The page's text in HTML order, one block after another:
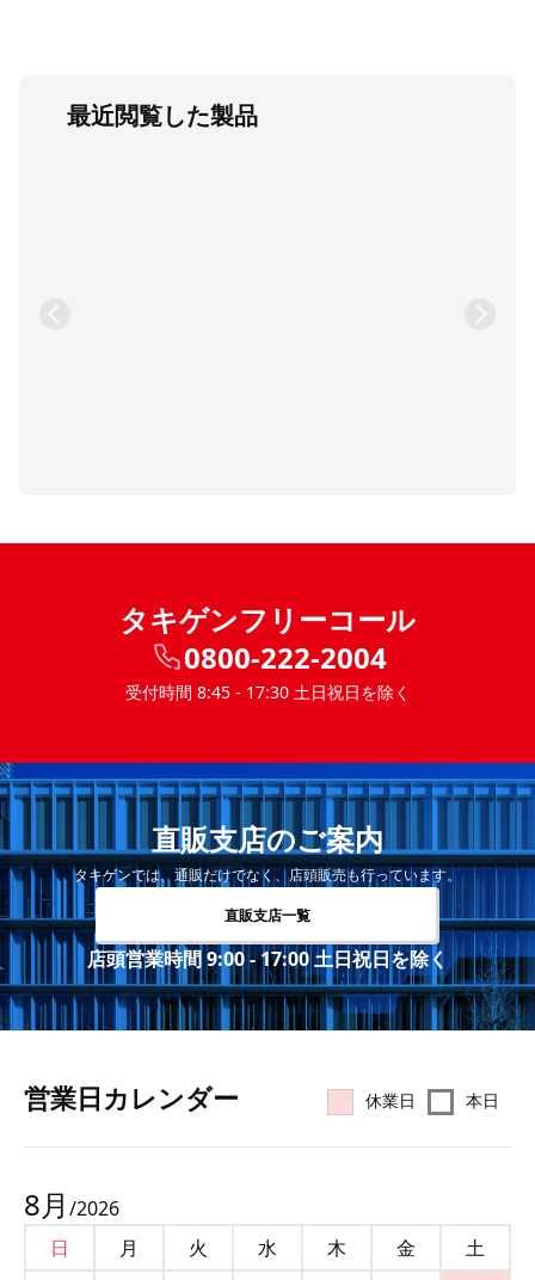
最近閲覧した製品
タキゲンフリーコール
0800-222-2004
受付時間 8:45 - 17:30 土日祝日を除く
直販支店のご案内
タキゲンでは、通販だけでなく、店頭販売も行っています。
直販支店一覧
店頭営業時間 9:00 - 17:00 土日祝日を除く
営業⽇カレンダー 休業日 本日
8月 /2026
日
月 火 水 木 金
土